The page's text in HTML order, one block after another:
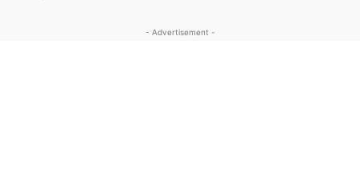
- Advertisement -